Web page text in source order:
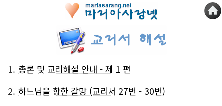
1. 총론 및 교리해설 안내 - 제 1 편
2. 하느님을 향한 갈망 (교리서 27번 - 30번)